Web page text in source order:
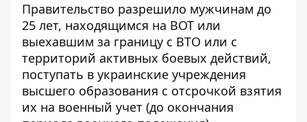
Правительство разрешило мужчинам до
25 лет, находящимся на ВОТ или
выехавшим за границу с ВТО или с
территорий активных боевых действий,
поступать в украинские учреждения
высшего образования с отсрочкой взятия
их на военный учет (до окончания